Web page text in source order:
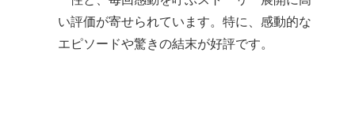
い評価が寄せられています。特に、感動的な
エピソードや驚きの結末が好評です。